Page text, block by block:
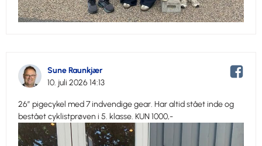
Sune Raunkjær
10. juli 2026 14:13
26” pigecykel med 7 indvendige gear. Har altid stået inde og
bestået cyklistprøven i 5. klasse. KUN 1000,-